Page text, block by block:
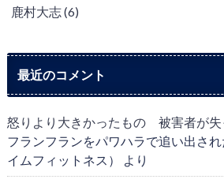
鹿村大志(6)
最近のコメント
怒りより大きかったもの 被害者が失
フランフランをパワハラで追い出さ
イムフィットネス）
より